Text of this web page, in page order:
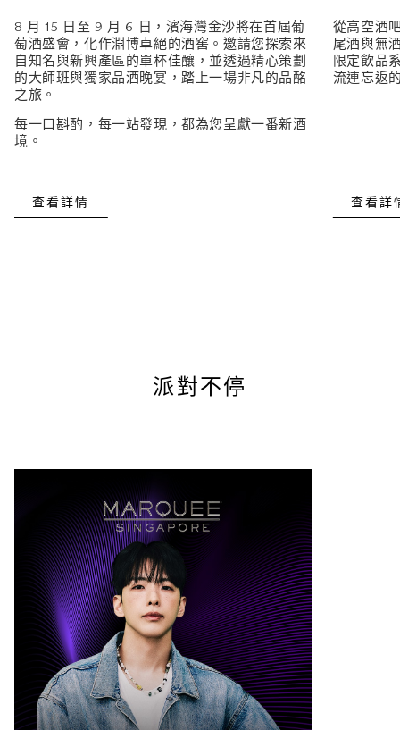
8 月 15 日至 9 月 6 日，濱海灣金沙將在首屆葡
萄酒盛會，化作淵博卓絕的酒窖。邀請您探索來
自知名與新興產區的單杯佳釀，並透過精心策劃
的大師班與獨家品酒晚宴，踏上一場非凡的品酩
之旅。
每一口斟酌，每一站發現，都為您呈獻一番新酒
境。
查看詳情
從高空酒
尾酒與無
限定飲品
流連忘返
查看詳
派對不停